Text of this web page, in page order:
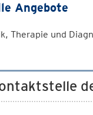
Angebote
Therapie und